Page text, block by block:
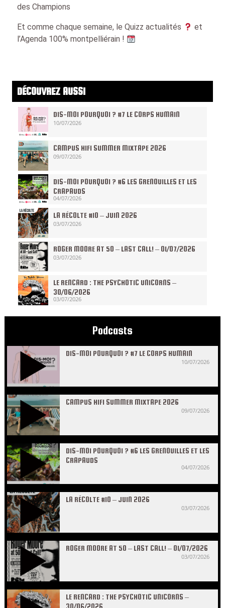
des Champions
Et comme chaque semaine, le Quizz actualités
et
l’Agenda 100% montpelliérain !
DÉCOUVREZ AUSSI
DIS-MOI POURQUOI ? #7 LE CORPS HUMAIN
10/07/2026
CAMPUS HIFI SUMMER MIXTAPE 2026
09/07/2026
DIS-MOI POURQUOI ? #6 LES GRENOUILLES ET LES
CRAPAUDS
04/07/2026
LA RÉCOLTE #10 – JUIN 2026
03/07/2026
ROGER MOORE AT 50 – LAST CALL! – 01/07/2026
03/07/2026
LE RENCARD : THE PSYCHOTIC UNICORNS –
30/06/2026
03/07/2026
Podcasts
DIS-MOI POURQUOI ? #7 LE CORPS HUMAIN
10/07/2026
CAMPUS HIFI SUMMER MIXTAPE 2026
09/07/2026
DIS-MOI POURQUOI ? #6 LES GRENOUILLES ET LES
CRAPAUDS
04/07/2026
LA RÉCOLTE #10 – JUIN 2026
03/07/2026
ROGER MOORE AT 50 – LAST CALL! – 01/07/2026
03/07/2026
LE RENCARD : THE PSYCHOTIC UNICORNS –
30/06/2026